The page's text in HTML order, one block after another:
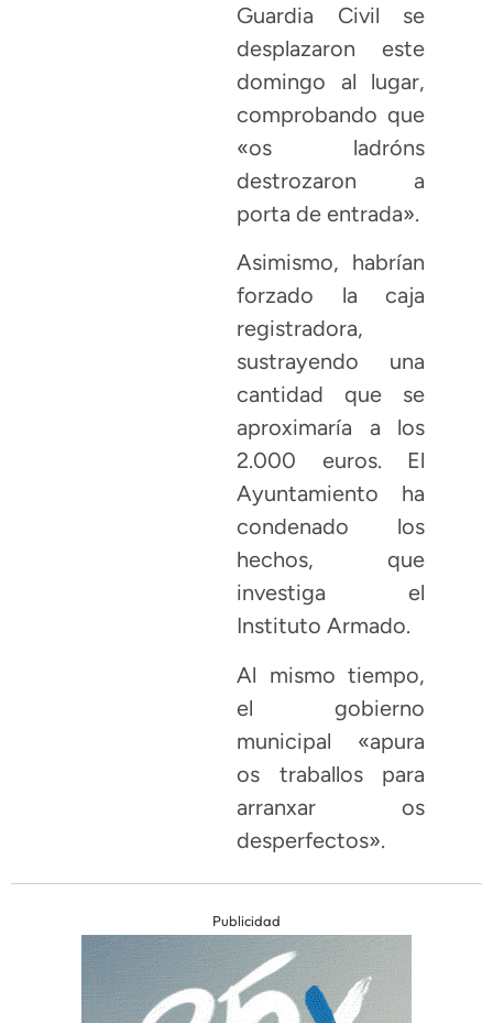
Guardia Civil se
desplazaron este
domingo al lugar,
comprobando que
«os ladróns
destrozaron a
porta de entrada».
Asimismo, habrían
forzado la caja
registradora,
sustrayendo una
cantidad que se
aproximaría a los
2.000 euros. El
Ayuntamiento ha
condenado los
hechos, que
investiga el
Instituto Armado.
Al mismo tiempo,
el gobierno
municipal «apura
os traballos para
arranxar os
desperfectos».
Publicidad